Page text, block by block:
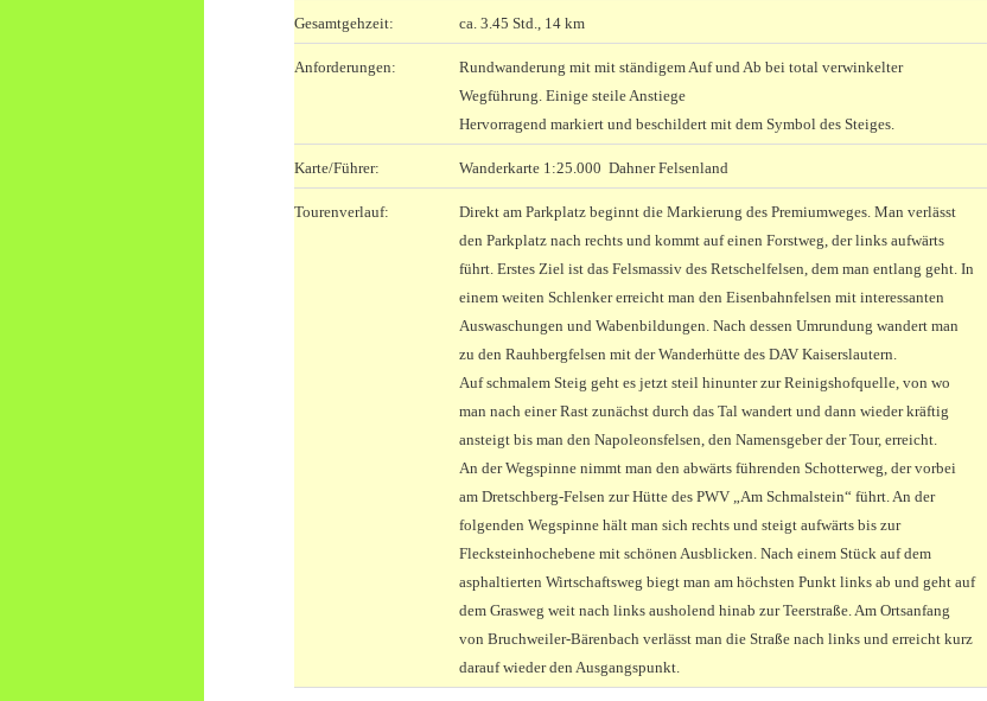
Gesamtgehzeit: ca. 3.45 Std., 14 km
Anforderungen:
Rundwanderung mit mit ständigem Auf und Ab bei total verwinkelter
Wegführung. Einige steile Anstiege
Hervorragend markiert und beschildert mit dem Symbol des Steiges.
Karte/Führer: Wanderkarte 1:25.000 Dahner Felsenland
Tourenverlauf:
Direkt am Parkplatz beginnt die Markierung des Premiumweges. Man verlässt
den Parkplatz nach rechts und kommt auf einen Forstweg, der links aufwärts
führt. Erstes Ziel ist das Felsmassiv des Retschelfelsen, dem man entlang geht. In
einem weiten Schlenker erreicht man den Eisenbahnfelsen mit interessanten
Auswaschungen und Wabenbildungen. Nach dessen Umrundung wandert man
zu den Rauhbergfelsen mit der Wanderhütte des DAV Kaiserslautern.
Auf schmalem Steig geht es jetzt steil hinunter zur Reinigshofquelle, von wo
man nach einer Rast zunächst durch das Tal wandert und dann wieder kräftig
ansteigt bis man den Napoleonsfelsen, den Namensgeber der Tour, erreicht.
An der Wegspinne nimmt man den abwärts führenden Schotterweg, der vorbei
am Dretschberg-Felsen zur Hütte des PWV „Am Schmalstein“ führt. An der
folgenden Wegspinne hält man sich rechts und steigt aufwärts bis zur
Flecksteinhochebene mit schönen Ausblicken. Nach einem Stück auf dem
asphaltierten Wirtschaftsweg biegt man am höchsten Punkt links ab und geht auf
dem Grasweg weit nach links ausholend hinab zur Teerstraße. Am Ortsanfang
von Bruchweiler-Bärenbach verlässt man die Straße nach links und erreicht kurz
darauf wieder den Ausgangspunkt.